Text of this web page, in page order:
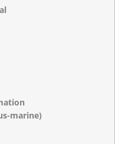
marine)